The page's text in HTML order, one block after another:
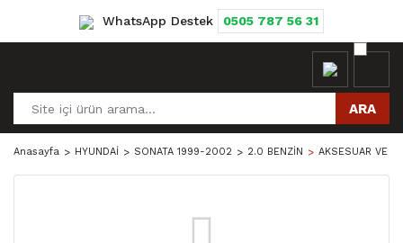
WhatsApp Destek 0505 787 56 31
ARA
Anasayfa HYUNDAİ SONATA 1999-2002 2.0 BENZİN AKSESUAR VE